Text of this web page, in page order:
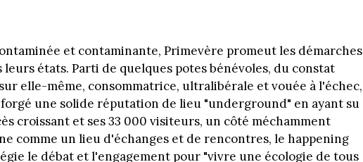
et contaminante, Primevère promeut les démarches
états. Parti de quelques potes bénévoles, du constat
elle-même, consommatrice, ultralibérale et vouée à l'échec,
une solide réputation de lieu "underground" en ayant su
croissant et ses 33 000 visiteurs, un côté méchamment
comme un lieu d'échanges et de rencontres, le happening
le débat et l'engagement pour "vivre une écologie de tous